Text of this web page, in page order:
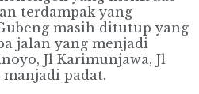
terdampak yang
masih ditutup yang
jalan yang menjadi
Jl Karimunjawa, Jl
padat.